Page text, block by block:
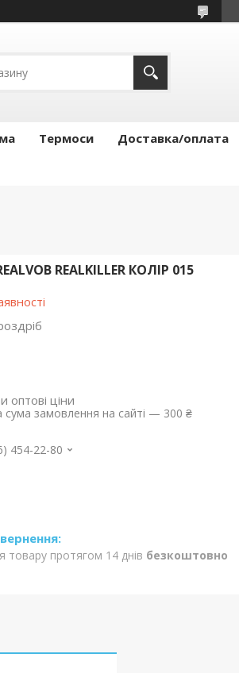
Термоси Доставка/оплата
REALKILLER КОЛІР 015
оптові ціни
сума замовлення на сайті — 300 ₴
454-22-80
товару протягом 14 днів безкоштовно